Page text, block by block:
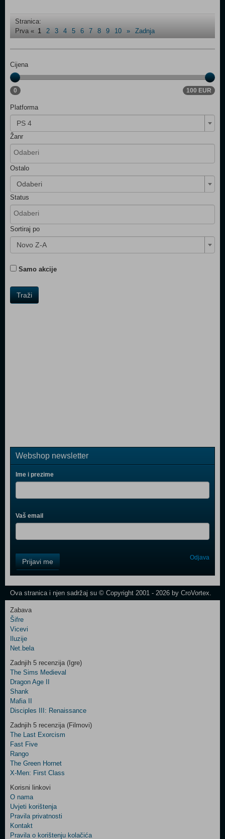
Stranica:
Prva « 1 2 3 4 5 6 7 8 9 10 » Zadnja
Cijena
0 100 EUR
Platforma
PS 4
Žanr
Ostalo
Odaberi
Status
Sortiraj po
Novo Z-A
Samo akcije
Traži
Webshop newsletter
Ime i prezime
Vaš email
Field
One
Control
Two
Newsletter
Control
Field
Three
Prijavi me Odjava
Ova stranica i njen sadržaj su © Copyright 2001 - 2026 by CroVortex.
Zabava
Šifre
Vicevi
Iluzije
Net.bela
Zadnjih 5 recenzija (Igre)
The Sims Medieval
Dragon Age II
Shank
Mafia II
Disciples III: Renaissance
Zadnjih 5 recenzija (Filmovi)
The Last Exorcism
Fast Five
Rango
The Green Hornet
X-Men: First Class
Korisni linkovi
O nama
Uvjeti korištenja
Pravila privatnosti
Kontakt
Pravila o korištenju kolačića